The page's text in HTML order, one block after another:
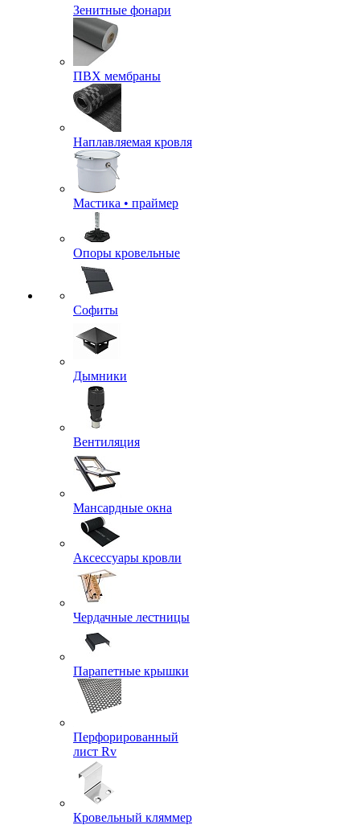
Зенитные фонари
ПВХ мембраны
Наплавляемая кровля
Мастика • праймер
Опоры кровельные
Софиты
Дымники
Вентиляция
Мансардные окна
Аксессуары кровли
Чердачные лестницы
Парапетные крышки
Перфорированный
лист Rv
Кровельный кляммер